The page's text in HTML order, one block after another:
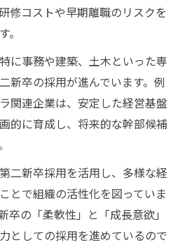
修コストや早期離職のリスクを
に事務や建築、土木といった専
新卒の採用が進んでいます。例
関連企業は、安定した経営基盤
的に育成し、将来的な幹部候補
二新卒採用を活用し、多様な経
とで組織の活性化を図っていま
卒の「柔軟性」と「成長意欲」
としての採用を進めているので